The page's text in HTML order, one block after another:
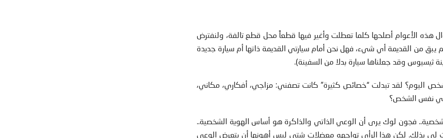
هذه الأعوام أصلحها كلما تعطلت وأغير فيها قطعاً محل قطع تالفة، ولنفترض
يبق من القديمة أي شيء، فهل نحن أمام سيارتي القديمة ذاتها أم سيارة جديدة
ثيسيوس وقد جعلناها سيارة بدلا من السفينة).
اليوم؟ لقد تبدلت “خصائص كثيرة” كانت تصفني: مزاجي، أفكاري، مكاني،
نفس الشخص؟
فجون لوك يرى أن الوعي الذاتي والذاكرة هو أساس الهوية الشخصية..
لي بذلك. لكن هذا الرأي تواجهه معضلات شتى ليس أهونها أن يتعرض الوعي